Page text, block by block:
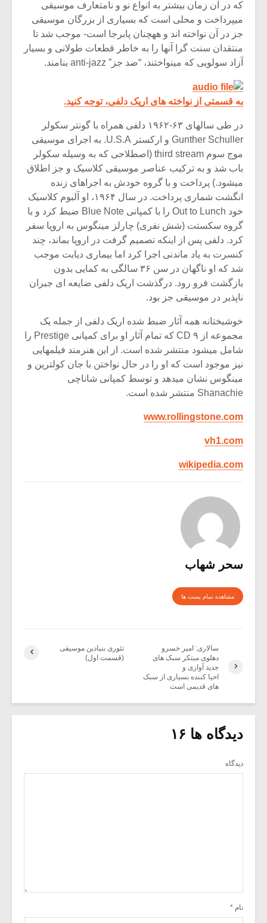
که در آن زمان بیشتر به انواع نو و نامتعارف موسیقی
میپرداخت و محلی است که بسیاری از بزرگان موسیقی
جز در آن نواخته اند و ههچنان پابرجا است- موجب شد تا
منتقدان سنت گرا آنها را به خاطر قطعات طولانی و بسیار
آزاد سولویی که مینواختند، “ضد جز” anti-jazz بنامند.
به قسمتی از نواخته های اریک دلفی، توجه کنید.
در طی سالهای ۶۳-۱۹۶۲ دلفی همراه با گونتر سکولر
Gunther Schuller و ارکستر U.S.A. به اجرای موسیقی
موج سوم third stream (اصطلاحی که به وسیله سکولر
باب شد و به ترکیب عناصر موسیقی کلاسیک و جز اطلاق
میشود.) پرداخت و با گروه خودش به اجراهای زنده
انگشت شماری پرداخت. در سال ۱۹۶۴، او آلبوم کلاسیک
خود Out to Lunch را با کمپانی Blue Note ضبط کرد و با
گروه سکستت (شش نفری) چارلز مینگوس به اروپا سفر
کرد. دلفی پس از اینکه تصمیم گرفت در اروپا بماند، چند
کنسرت به یاد ماندنی اجرا کرد اما بیماری دیابت موجب
شد که او ناگهان در سن ۳۶ سالگی به کمایی بدون
بازگشت فرو رود. درگذشت اریک دلفی ضایعه ای جبران
ناپذیر در موسیقی جز بود.
خوشبختانه همه آثار ضبط شده اریک دلفی از جمله یک
مجموعه از ۹ CD که تمام آثار او برای کمپانی Prestige را
شامل میشود منتشر شده است. از این هنرمند فیلمهایی
نیز موجود است که او را در حال نواختن با جان کولترین و
مینگوس نشان میدهد و توسط کمپانی شاناچی
Shanachie منتشر شده است.
www.rollingstone.com
vh1.com
wikipedia.com
سحر شهاب
مشاهده تمام پست ها
تئوری بنیادین موسیقی
(قسمت اول)
سالاری: امیر خسرو
دهلوی مبتکر سبک های
جدید آوازی و
احیا کننده بسیاری از سبک
های قدیمی است
دیدگاه ها ۱۶
دیدگاه
نام *